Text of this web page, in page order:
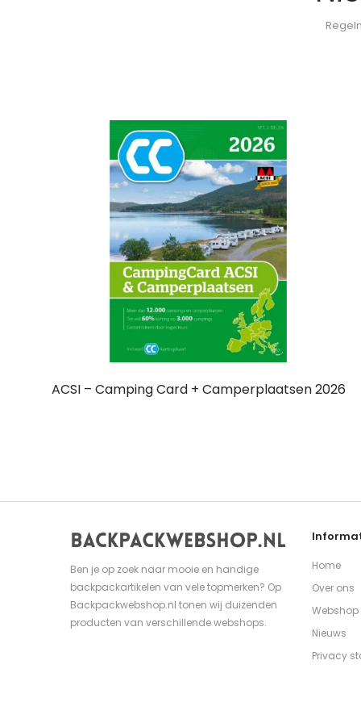
ACSI – Camping Card + Camperplaatsen 2026
Ben je op zoek naar mooie en handige
backpackartikelen van vele topmerken? Op
Backpackwebshop.nl tonen wij duizenden
producten van verschillende webshops.
Home
Over ons
Webshop
Nieuws
Privacy